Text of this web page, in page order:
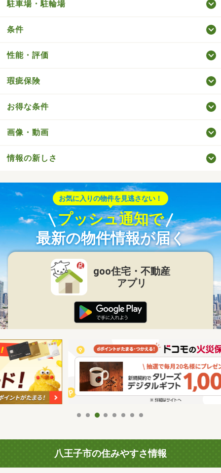
駐車場・駐輪場
条件
性能・評価
瑕疵保険
お得な条件
画像・動画
情報の新しさ
お気に入りの物件を見逃さない！
プッシュ通知で
最新の物件情報が届く
goo住宅・不動産
アプリ
八王子市の住みやすさ情報